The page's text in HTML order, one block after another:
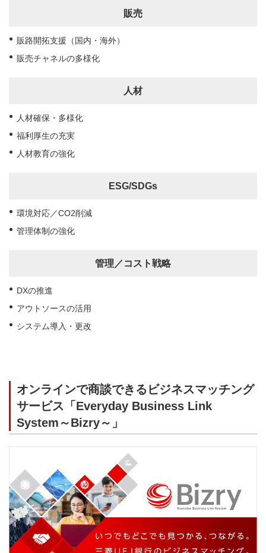
販売
販路開拓支援（国内・海外）
販売チャネルの多様化
人材
人材確保・多様化
福利厚生の充実
人材教育の強化
ESG/SDGs
環境対応／CO2削減
管理体制の強化
管理／コスト戦略
DXの推進
アウトソースの活用
システム導入・更改
オンラインで商談できるビジネスマッチング
サービス「Everyday Business Link
System～Bizry～」